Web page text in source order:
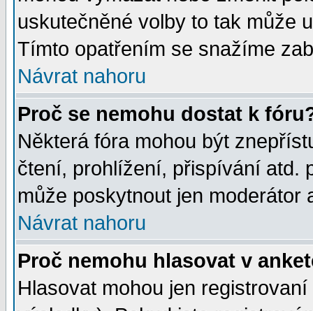
uskutečněné volby to tak může
Tímto opatřením se snažíme
Návrat nahoru
Proč se nemohu dostat k
Některá fóra mohou být
čtení, prohlížení, přispívání atd.
může poskytnout jen moderátor
Návrat nahoru
Proč nemohu hlasovat v
Hlasovat mohou jen